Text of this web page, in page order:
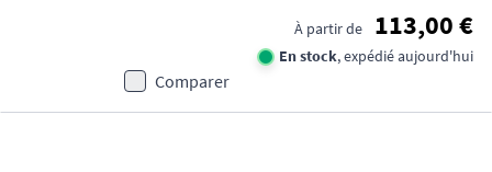
À partir de 113,00 €
En stock, expédié aujourd'hui
Comparer